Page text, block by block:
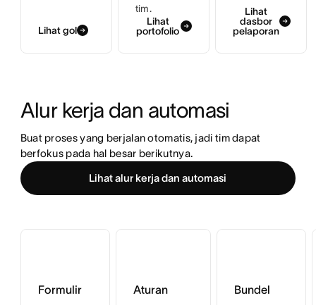
Lihat gol
tim.
Lihat
portofolio
Lihat
dasbor
pelaporan
Alur kerja dan automasi
Buat proses yang berjalan otomatis, jadi tim dapat
berfokus pada hal besar berikutnya.
Lihat alur kerja dan automasi
Formulir Aturan Bundel